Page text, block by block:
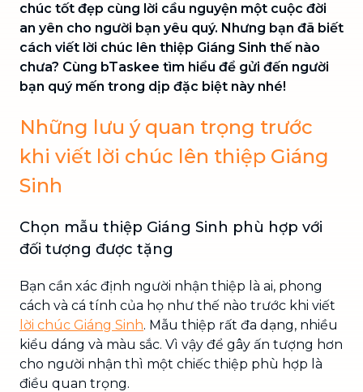
chúc tốt đẹp cùng lời cầu nguyện một cuộc đời
an yên cho người bạn yêu quý. Nhưng bạn đã biết
cách viết lời chúc lên thiệp Giáng Sinh thế nào
chưa? Cùng bTaskee tìm hiểu để gửi đến người
bạn quý mến trong dịp đặc biệt này nhé!
Những lưu ý quan trọng trước
khi viết lời chúc lên thiệp Giáng
Sinh
Chọn mẫu thiệp Giáng Sinh phù hợp với
đối tượng được tặng
Bạn cần xác định người nhận thiệp là ai, phong
cách và cá tính của họ như thế nào trước khi viết
lời chúc Giáng Sinh. Mẫu thiệp rất đa dạng, nhiều
kiểu dáng và màu sắc. Vì vậy để gây ấn tượng hơn
cho người nhận thì một chiếc thiệp phù hợp là
điều quan trọng.